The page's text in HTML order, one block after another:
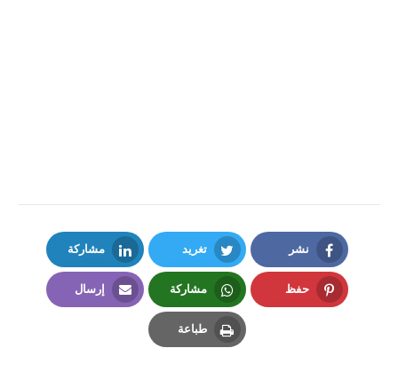
نشر
Facebook
تغريد
Twitter
مشاركة
LinkedIn
حفظ مشاركة
Whatsapp
إرسال
طباعة